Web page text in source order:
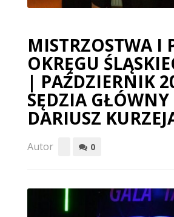
MISTRZOSTWA I
OKRĘGU
| PAŹDZIERNIK
SĘDZIA GŁÓWNY
DARIUSZ
Autor 0